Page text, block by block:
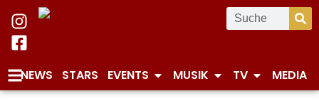
NEWS STARS EVENTS MUSIK TV MEDIA